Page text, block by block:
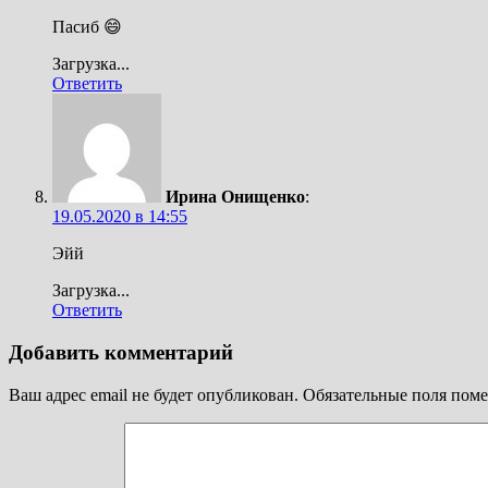
Пасиб 😄
Загрузка...
Ответить
Ирина Онищенко:
19.05.2020 в 14:55
Эйй
Загрузка...
Ответить
Добавить комментарий
Ваш адрес email не будет опубликован. Обязательные поля